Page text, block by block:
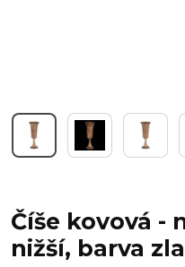
Číše kovová -
nižší, barva